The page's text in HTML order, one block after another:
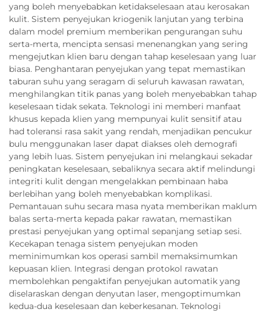
yang boleh menyebabkan ketidakselesaan atau kerosakan
kulit. Sistem penyejukan kriogenik lanjutan yang terbina
dalam model premium memberikan pengurangan suhu
serta-merta, mencipta sensasi menenangkan yang sering
mengejutkan klien baru dengan tahap keselesaan yang luar
biasa. Penghantaran penyejukan yang tepat memastikan
taburan suhu yang seragam di seluruh kawasan rawatan,
menghilangkan titik panas yang boleh menyebabkan tahap
keselesaan tidak sekata. Teknologi ini memberi manfaat
khusus kepada klien yang mempunyai kulit sensitif atau
had toleransi rasa sakit yang rendah, menjadikan pencukur
bulu menggunakan laser dapat diakses oleh demografi
yang lebih luas. Sistem penyejukan ini melangkaui sekadar
peningkatan keselesaan, sebaliknya secara aktif melindungi
integriti kulit dengan mengelakkan pembinaan haba
berlebihan yang boleh menyebabkan komplikasi.
Pemantauan suhu secara masa nyata memberikan maklum
balas serta-merta kepada pakar rawatan, memastikan
prestasi penyejukan yang optimal sepanjang setiap sesi.
Kecekapan tenaga sistem penyejukan moden
meminimumkan kos operasi sambil memaksimumkan
kepuasan klien. Integrasi dengan protokol rawatan
membolehkan pengaktifan penyejukan automatik yang
diselaraskan dengan denyutan laser, mengoptimumkan
kedua-dua keselesaan dan keberkesanan. Teknologi